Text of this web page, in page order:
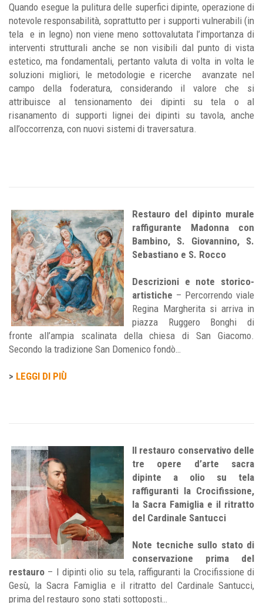
Quando esegue la pulitura delle superfici dipinte, operazione di
notevole responsabilità, soprattutto per i supporti vulnerabili (in
tela e in legno) non viene meno sottovalutata l’importanza di
interventi strutturali anche se non visibili dal punto di vista
estetico, ma fondamentali, pertanto valuta di volta in volta le
soluzioni migliori, le metodologie e ricerche
avanzate nel
campo della foderatura, considerando il valore che si
attribuisce al tensionamento dei dipinti su tela o al
risanamento di supporti lignei dei dipinti su tavola, anche
all’occorrenza, con nuovi sistemi di traversatura.
Restauro del dipinto murale
raffigurante Madonna con
Bambino, S. Giovannino, S.
Sebastiano e S. Rocco
Descrizioni e note storico-
artistiche – Percorrendo viale
Regina Margherita si arriva in
piazza Ruggero Bonghi di
fronte all’ampia scalinata della chiesa di San Giacomo.
Secondo la tradizione San Domenico fondò…
> LEGGI DI PIÙ
Il restauro conservativo delle
tre opere d’arte sacra
dipinte a olio su tela
raffiguranti la Crocifissione,
la Sacra Famiglia e il ritratto
del Cardinale Santucci
Note tecniche sullo stato di
conservazione prima del
restauro – I dipinti olio su tela, raffiguranti la Crocifissione di
Gesù, la Sacra Famiglia e il ritratto del Cardinale Santucci,
prima del restauro sono stati sottoposti…